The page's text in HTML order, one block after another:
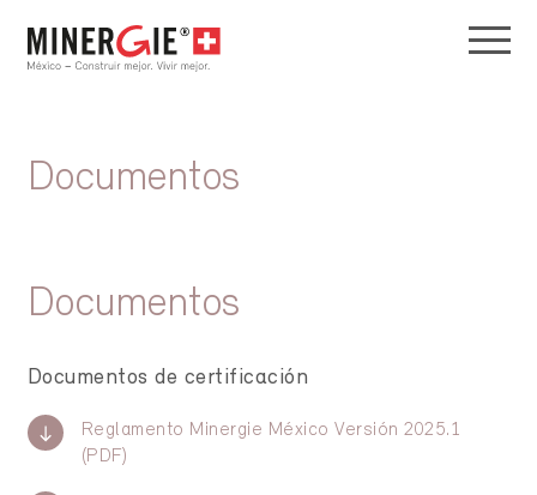
Documentos
Documentos
Documentos de certificación
Reglamento Minergie México Versión 2025.1
(PDF)